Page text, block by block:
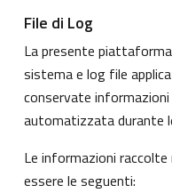
File di Log
La presente
sistema e log file
conservate
automatizzata durante
Le informazioni
essere le seguenti: